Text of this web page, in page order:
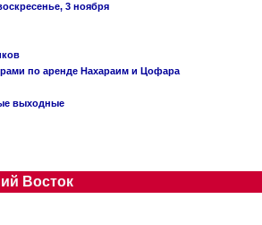
3 ноября
по аренде Нахараим и Цофара
выходные
Восток